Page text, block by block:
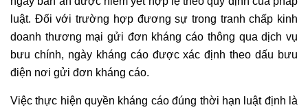
luật. Đối với trường hợp đương sự trong tranh chấp kinh
doanh thương mại gửi đơn kháng cáo thông qua dịch vụ
bưu chính, ngày kháng cáo được xác định theo dấu bưu
điện nơi gửi đơn kháng cáo.
Việc thực hiện quyền kháng cáo đúng thời hạn luật định là